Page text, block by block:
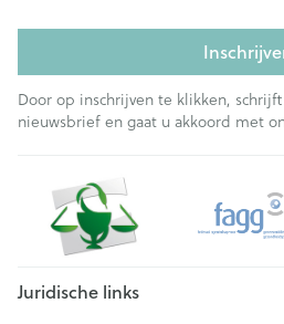
Door op inschrijven te klikken,
nieuwsbrief en gaat u akkoord met
Juridische links